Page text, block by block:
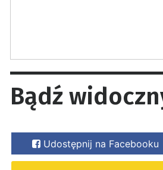
Bądź
Udostępnij na Facebooku